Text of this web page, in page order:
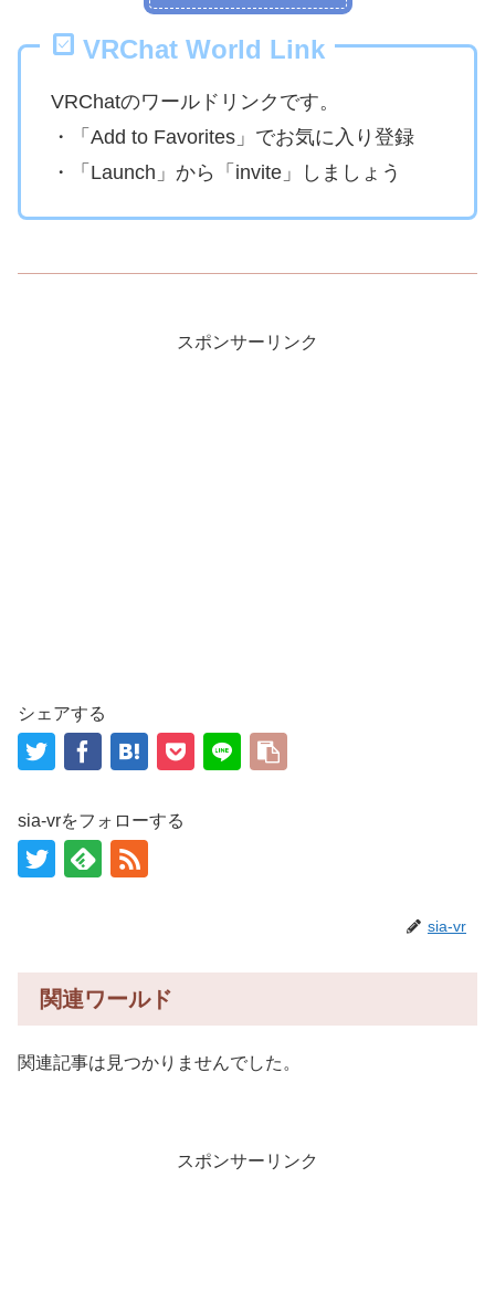
VRChat World Link
VRChatのワールドリンクです。
・「Add to Favorites」でお気に入り登録
・「Launch」から「invite」しましょう
スポンサーリンク
シェアする
sia-vrをフォローする
sia-vr
関連ワールド
関連記事は見つかりませんでした。
スポンサーリンク